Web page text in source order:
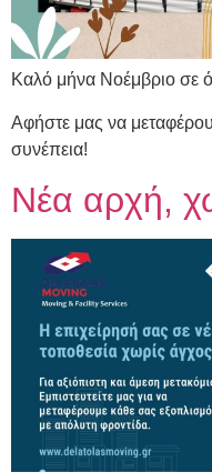
Καλό μήνα Νοέμβριο σε
Αφήστε μας να
συνέπεια!
Νέα αρχή,